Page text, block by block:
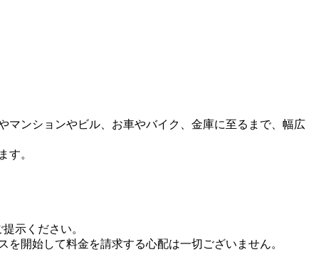
マンションやビル、お車やバイク、金庫に至るまで、幅広
す。
示ください。
開始して料金を請求する心配は一切ございません。